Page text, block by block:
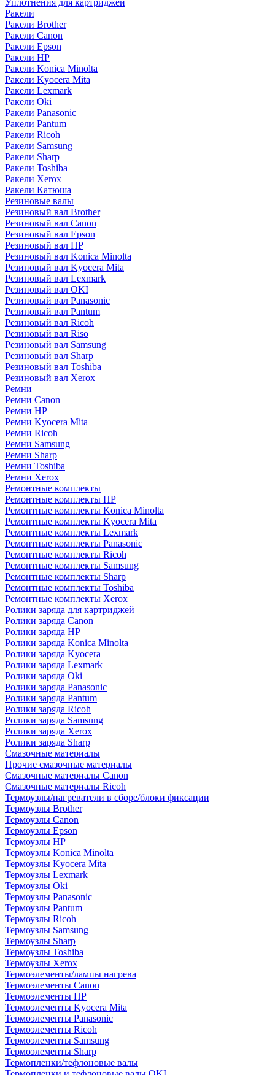
Уплотнения для картриджей
Ракели
Ракели Brother
Ракели Canon
Ракели Epson
Ракели HP
Ракели Konica Minolta
Ракели Kyocera Mita
Ракели Lexmark
Ракели Oki
Ракели Panasonic
Ракели Pantum
Ракели Ricoh
Ракели Samsung
Ракели Sharp
Ракели Toshiba
Ракели Xerox
Ракели Катюша
Резиновые валы
Резиновый вал Brother
Резиновый вал Canon
Резиновый вал Epson
Резиновый вал HP
Резиновый вал Konica Minolta
Резиновый вал Kyocera Mita
Резиновый вал Lexmark
Резиновый вал OKI
Резиновый вал Panasonic
Резиновый вал Pantum
Резиновый вал Ricoh
Резиновый вал Riso
Резиновый вал Samsung
Резиновый вал Sharp
Резиновый вал Toshiba
Резиновый вал Xerox
Ремни
Ремни Canon
Ремни HP
Ремни Kyocera Mita
Ремни Ricoh
Ремни Samsung
Ремни Sharp
Ремни Toshiba
Ремни Xerox
Ремонтные комплекты
Ремонтные комплекты HP
Ремонтные комплекты Konica Minolta
Ремонтные комплекты Kyocera Mita
Ремонтные комплекты Lexmark
Ремонтные комплекты Panasonic
Ремонтные комплекты Ricoh
Ремонтные комплекты Samsung
Ремонтные комплекты Sharp
Ремонтные комплекты Toshiba
Ремонтные комплекты Xerox
Ролики заряда для картриджей
Ролики заряда Canon
Ролики заряда HP
Ролики заряда Konica Minolta
Ролики заряда Kyocera
Ролики заряда Lexmark
Ролики заряда Oki
Ролики заряда Panasonic
Ролики заряда Pantum
Ролики заряда Ricoh
Ролики заряда Samsung
Ролики заряда Xerox
Ролики заряда Sharp
Смазочные материалы
Прочие смазочные материалы
Смазочные материалы Canon
Смазочные материалы Ricoh
Термоузлы/нагреватели в сборе/блоки фиксации
Термоузлы Brother
Термоузлы Canon
Термоузлы Epson
Термоузлы HP
Термоузлы Konica Minolta
Термоузлы Kyocera Mita
Термоузлы Lexmark
Термоузлы Oki
Термоузлы Panasonic
Термоузлы Pantum
Термоузлы Ricoh
Термоузлы Samsung
Термоузлы Sharp
Термоузлы Toshiba
Термоузлы Xerox
Термоэлементы/лампы нагрева
Термоэлементы Canon
Термоэлементы HP
Термоэлементы Kyocera Mita
Термоэлементы Panasonic
Термоэлементы Ricoh
Термоэлементы Samsung
Термоэлементы Sharp
Термопленки/тефлоновые валы